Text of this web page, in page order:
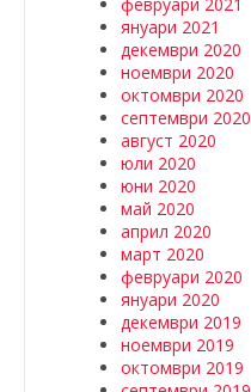
януари 2021
декември 2020
ноември 2020
октомври 2020
септември 2020
август 2020
юли 2020
юни 2020
май 2020
април 2020
март 2020
февруари 2020
януари 2020
декември 2019
ноември 2019
октомври 2019